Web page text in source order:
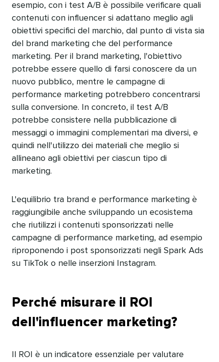
esempio, con i test A/B è possibile verificare quali
contenuti con influencer si adattano meglio agli
obiettivi specifici del marchio, dal punto di vista sia
del brand marketing che del performance
marketing. Per il brand marketing, l'obiettivo
potrebbe essere quello di farsi conoscere da un
nuovo pubblico, mentre le campagne di
performance marketing potrebbero concentrarsi
sulla conversione. In concreto, il test A/B
potrebbe consistere nella pubblicazione di
messaggi o immagini complementari ma diversi, e
quindi nell'utilizzo dei materiali che meglio si
allineano agli obiettivi per ciascun tipo di
marketing.​​
L'equilibrio tra brand e performance marketing è
raggiungibile anche sviluppando un ecosistema
che riutilizzi i contenuti sponsorizzati nelle
campagne di performance marketing, ad esempio
riproponendo i post sponsorizzati negli Spark Ads
su TikTok o nelle inserzioni Instagram.​​
Perché misurare il ROI
dell'influencer marketing?​​
Il ROI è un indicatore essenziale per valutare